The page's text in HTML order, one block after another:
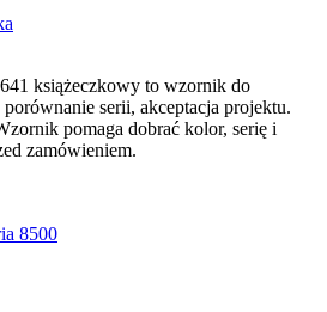
książeczkowy to wzornik do
serii, akceptacja projektu.
pomaga dobrać kolor, serię i
zamówieniem.